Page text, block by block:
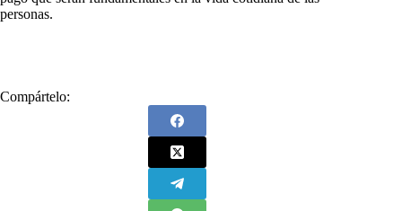
personas.
Compártelo: